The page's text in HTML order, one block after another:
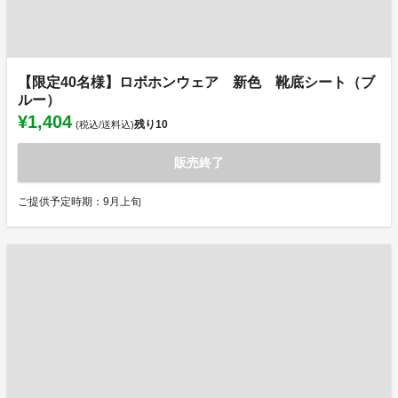
【限定40名様】ロボホンウェア 新色 靴底シート（ブ
ルー）
¥1,404 (税込/送料込)残り10
販売終了
ご提供予定時期：9月上旬